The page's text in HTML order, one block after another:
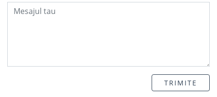
TRIMITE